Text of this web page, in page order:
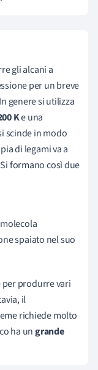
gli alcani a
per un breve
genere si utilizza
Ke una
scinde in modo
di legami va a
formano così due
spaiato nel suo
produrre vari
il
richiede molto
ha ungrande